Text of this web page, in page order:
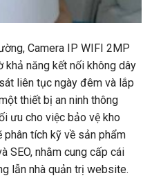
Camera IP WIFI 2MP
khả năng kết nối không dây
liên tục ngày đêm và lắp
thiết bị an ninh thông
ưu cho việc bảo vệ kho
tích kỹ về sản phẩm
SEO, nhằm cung cấp cái
lẫn nhà quản trị website.